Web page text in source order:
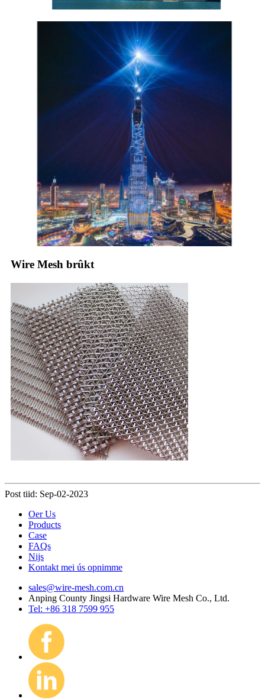
Wire Mesh brûkt
Post tiid: Sep-02-2023
Oer Us
Products
Case
FAQs
Nijs
Kontakt mei ús opnimme
sales@wire-mesh.com.cn
Anping County Jingsi Hardware Wire Mesh Co., Ltd.
Tel: +86 318 7599 955